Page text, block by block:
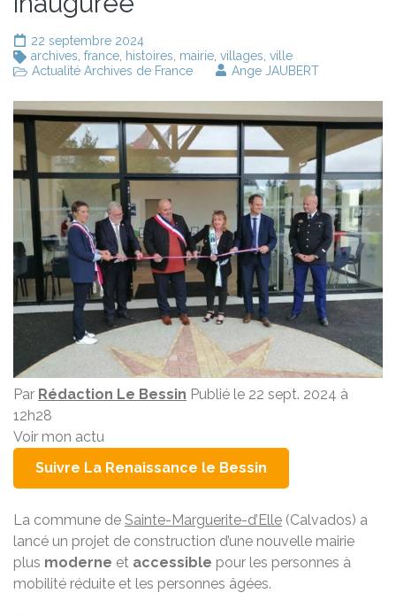
22 septembre 2024
archives france histoires mairie villages ville
Actualité Archives de France
Ange JAUBERT
Par Rédaction Le Bessin Publié le 22 sept. 2024 à
12h28
Voir mon actu
Suivre La Renaissance le Bessin
La commune de Sainte-Marguerite-d’Elle (Calvados) a
lancé un projet de construction d’une nouvelle mairie
plus moderne et accessible pour les personnes à
mobilité réduite et les personnes âgées.